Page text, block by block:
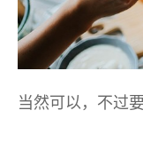
当然可以，不过